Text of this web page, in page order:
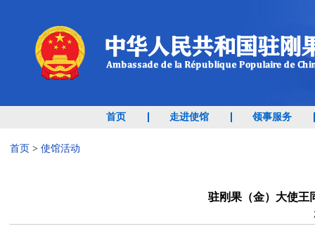
首页 走进使馆 领事服务
首页 > 使馆活动
驻刚果（金）大使王